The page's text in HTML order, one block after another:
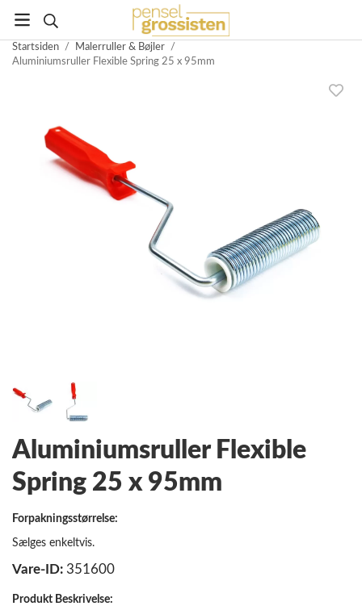
Startsiden / Malerruller & Bøjler /
Aluminiumsruller Flexible Spring 25 x 95mm
Aluminiumsruller Flexible
Spring 25 x 95mm
Forpakningsstørrelse:
Sælges enkeltvis.
Vare-ID: 351600
Produkt Beskrivelse: